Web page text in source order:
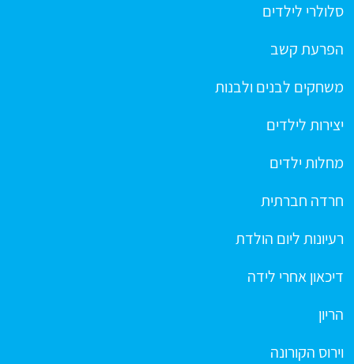
סלולרי לילדים
הפרעת קשב
משחקים לבנים ולבנות
יצירות לילדים
מחלות ילדים
חרדה חברתית
רעיונות ליום הולדת
דיכאון אחרי לידה
הריון
וירוס הקורונה